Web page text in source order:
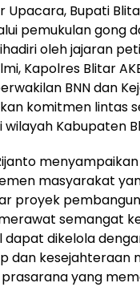
Bupati
pemukulan gong
oleh jajaran
Kapolres Blitar
BNN dan
komitmen lintas
Kabupaten
masyarakat
proyek
semangat
dikelola
dan
yang